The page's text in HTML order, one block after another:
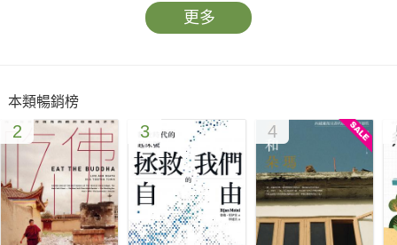
父死子繼的封建制度是穩定政局的解方，還是僵化腐朽的毒藥？
百里奚、馮諼、蘇秦等人，又是如何在其中成就階級翻轉的傳
倒車的九品中正制，有什麼屹立不搖的本事？
影響中國社會數千年的科舉制度，剛開始不但錄取率低的嚇人，
居然還可以合法作弊？
躺平就有官做！靠著恩蔭入仕的官二代們，真的有那麼爽嗎？
只能靠著「年資」升官，是公平公正公開的德政，還是扼殺創新
思考的昏招？
更多
本類暢銷榜
2 3 4